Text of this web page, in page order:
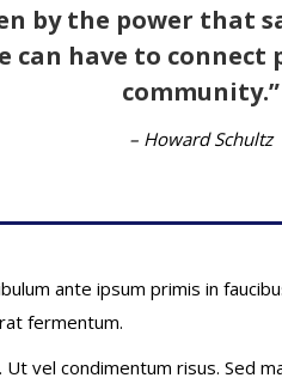
by the power that
can have to connect
community.”
– Howard Schultz
ante ipsum primis in
fermentum.
vel condimentum risus. Sed